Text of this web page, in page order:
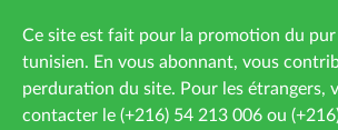
Ce site est fait pour la promotion du pur
tunisien. En vous abonnant, vous
perduration du site. Pour les étrangers,
contacter le (+216) 54 213 006 ou